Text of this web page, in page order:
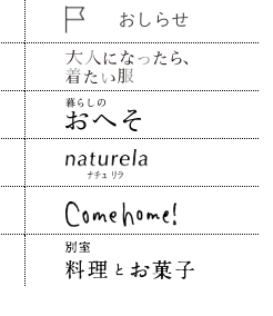
おしらせ